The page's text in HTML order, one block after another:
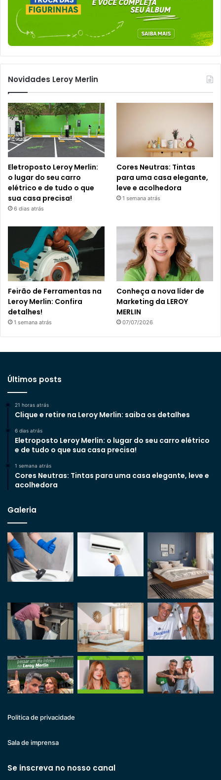
Novidades Leroy Merlin
Eletroposto Leroy Merlin:
o lugar do seu carro
elétrico e de tudo o que
sua casa precisa!
6 dias atrás
Cores Neutras: Tintas
para uma casa elegante,
leve e acolhedora
1 semana atrás
Feirão de Ferramentas na
Leroy Merlin: Confira
detalhes!
1 semana atrás
Conheça a nova líder de
Marketing da LEROY
MERLIN
07/07/2026
Últimos posts
21 horas atrás
Clique e retire na Leroy Merlin: saiba os detalhes
6 dias atrás
Eletroposto Leroy Merlin: o lugar do seu carro elétrico
e de tudo o que sua casa precisa!
1 semana atrás
Cores Neutras: Tintas para uma casa elegante, leve e
acolhedora
Galeria
Politica de privacidade
Sala de imprensa
Se inscreva no nosso canal